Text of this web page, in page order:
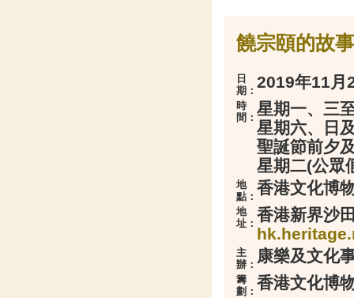
饒宗頤的故事
日
期： 2019年11月
時
間： 星期一、三
星期六、日
聖誕節前夕
星期二(公眾
地
點： 香港文化博
地
址： 香港新界沙
主
辦： 康樂及文化
籌
劃： 香港文化博